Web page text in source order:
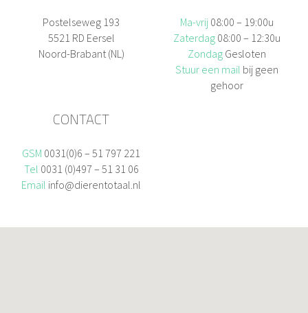
Postelseweg 193
5521 RD Eersel
Noord-Brabant (NL)
Ma-vrij 08:00 – 19:00u
Zaterdag 08:00 – 12:30u
Zondag Gesloten
Stuur een mail bij geen
gehoor
CONTACT
GSM 0031(0)6 – 51 797 221
Tel 0031 (0)497 – 51 31 06
Email info@dierentotaal.nl